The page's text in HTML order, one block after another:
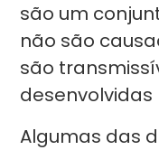
são um
não são
são
Algumas das